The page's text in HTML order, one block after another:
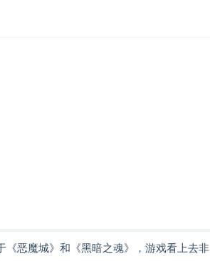
《恶魔城》和《黑暗之魂》，游戏看上去非